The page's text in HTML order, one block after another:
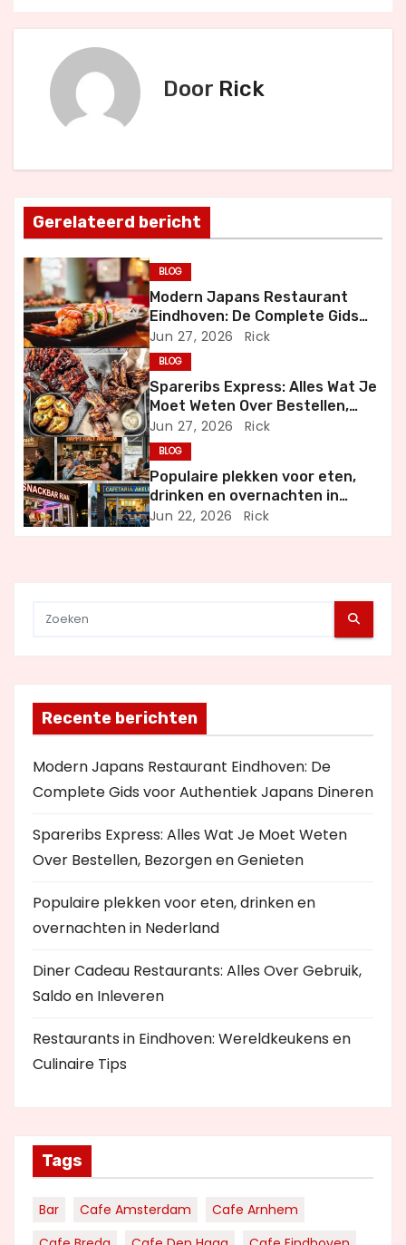
r
t
n
a
v
i
g
a
t
i
e
Door Rick
Gerelateerd bericht
BLOG
Modern Japans Restaurant
Eindhoven: De Complete Gids
voor Authentiek Japans
Dineren
Jun 27, 2026 Rick
BLOG
Spareribs Express: Alles Wat Je
Moet Weten Over Bestellen,
Bezorgen en Genieten
Jun 27, 2026 Rick
BLOG
Populaire plekken voor eten,
drinken en overnachten in
Nederland
Jun 22, 2026 Rick
Recente berichten
Modern Japans Restaurant Eindhoven: De
Complete Gids voor Authentiek Japans Dineren
Spareribs Express: Alles Wat Je Moet Weten
Over Bestellen, Bezorgen en Genieten
Populaire plekken voor eten, drinken en
overnachten in Nederland
Diner Cadeau Restaurants: Alles Over Gebruik,
Saldo en Inleveren
Restaurants in Eindhoven: Wereldkeukens en
Culinaire Tips
Tags
Bar Cafe Amsterdam
Cafe Arnhem